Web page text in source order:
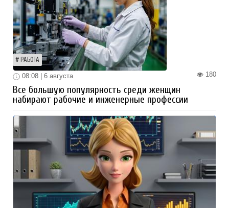
РАБОТА
180
08:08 | 6 августа
Все большую популярность среди женщин
набирают рабочие и инженерные профессии